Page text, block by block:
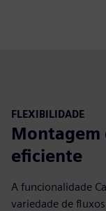
FLEXIBILIDADE
Montagem
eficiente
A funcionalidade
variedade de